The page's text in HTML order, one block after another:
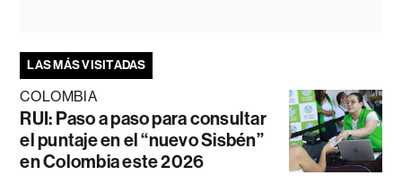
LAS MÁS VISITADAS
COLOMBIA
RUI: Paso a paso para consultar
el puntaje en el “nuevo Sisbén”
en Colombia este 2026